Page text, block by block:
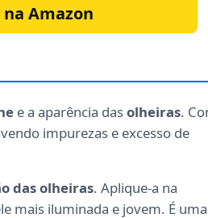
Amazon
e a aparência dasolheiras.
impurezas e excesso de
das olheiras. Aplique-a na
mais iluminada e jovem. É uma